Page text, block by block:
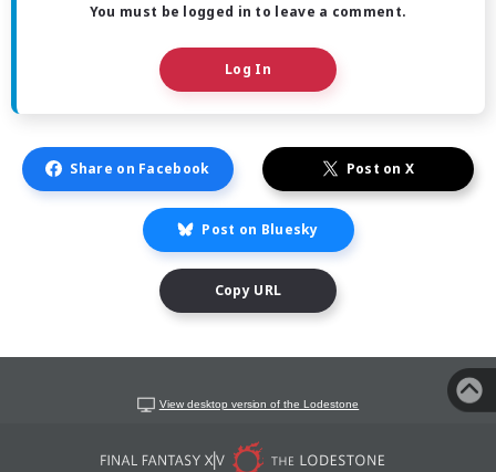
You must be logged in to leave a comment.
Log In
Share on Facebook Post on X
Post on Bluesky
Copy URL
View desktop version of the Lodestone